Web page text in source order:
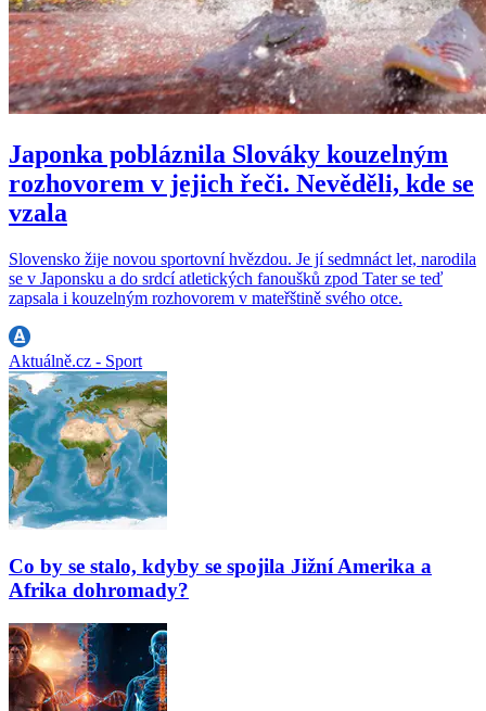
Japonka pobláznila Slováky kouzelným
rozhovorem v jejich řeči. Nevěděli, kde se
vzala
Slovensko žije novou sportovní hvězdou. Je jí sedmnáct let, narodila
se v Japonsku a do srdcí atletických fanoušků zpod Tater se teď
zapsala i kouzelným rozhovorem v mateřštině svého otce.
Aktuálně.cz - Sport
Co by se stalo, kdyby se spojila Jižní Amerika a
Afrika dohromady?